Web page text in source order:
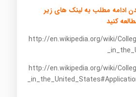
ادامه مطلب به لینک های زیر
کنید
http://en.wikipedia.org/wiki/
http://en.wikipedia.org/wiki/